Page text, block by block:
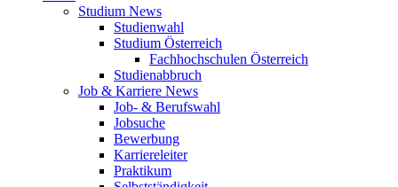
Studium News
Studienwahl
Studium Österreich
Fachhochschulen Österreich
Studienabbruch
Job & Karriere News
Job- & Berufswahl
Jobsuche
Bewerbung
Karriereleiter
Praktikum